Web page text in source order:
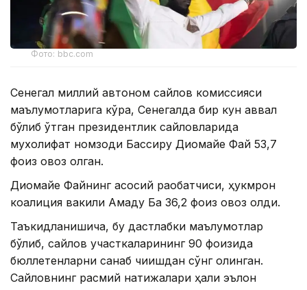
Фото: bbc.com
Сенегал миллий автоном сайлов комиссияси
маълумотларига кўра, Сенегалда бир кун аввал
бўлиб ўтган президентлик сайловларида
мухолифат номзоди Бассиру Диомайе Фай 53,7
фоиз овоз олган.
Диомайе Файнинг асосий рақобатчиси, ҳукмрон
коалиция вакили Амаду Ба 36,2 фоиз овоз олди.
Таъкидланишича, бу дастлабки маълумотлар
бўлиб, сайлов участкаларининг 90 фоизида
бюллетенларни санаб чиқишдан сўнг олинган.
Сайловнинг расмий натижалари ҳали эълон